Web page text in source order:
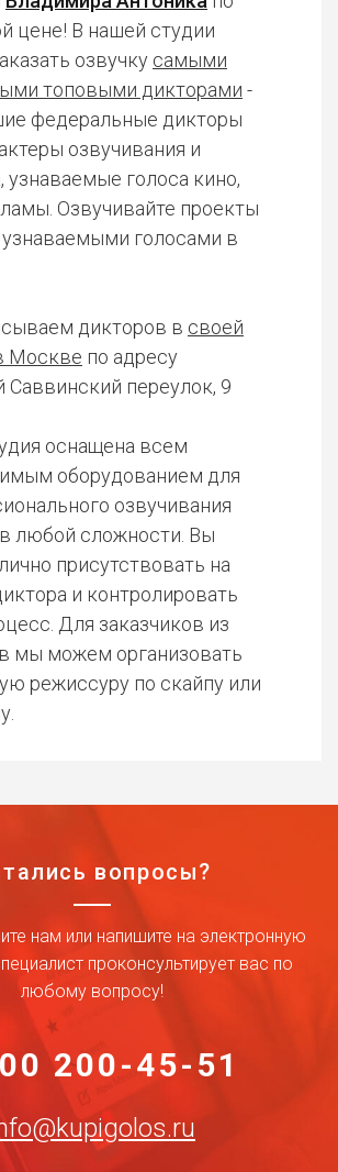
цене! В нашей студии
озвучку самыми
топовыми дикторами -
федеральные дикторы
озвучивания и
узнаваемые голоса кино,
Озвучивайте проекты
голосами в
дикторов в своей
Москве по адресу
Саввинский переулок, 9
оснащена всем
оборудованием для
озвучивания
любой сложности. Вы
присутствовать на
и контролировать
Для заказчиков из
мы можем организовать
режиссуру по скайпу или
вопросы?
нам или напишите на электронную
проконсультирует вас по
любому вопросу!
200-45-51